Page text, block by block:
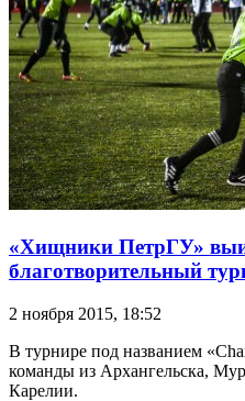
«Хищники ПетрГУ»
благотворительный
2 ноября 2015, 18:52
В турнире под названием
команды из Архангельска,
Карелии.